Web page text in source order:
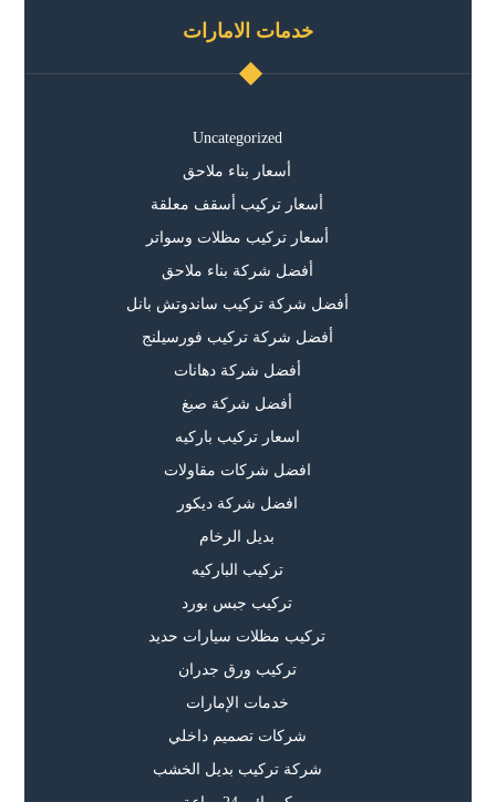
خدمات الامارات
Uncategorized
أسعار بناء ملاحق
أسعار تركيب أسقف معلقة
أسعار تركيب مظلات وسواتر
أفضل شركة بناء ملاحق
أفضل شركة تركيب ساندوتش بانل
أفضل شركة تركيب فورسيلنج
أفضل شركة دهانات
أفضل شركة صبغ
اسعار تركيب باركيه
افضل شركات مقاولات
افضل شركة ديكور
بديل الرخام
تركيب الباركيه
تركيب جبس بورد
تركيب مظلات سيارات حديد
تركيب ورق جدران
خدمات الإمارات
شركات تصميم داخلي
شركة تركيب بديل الخشب